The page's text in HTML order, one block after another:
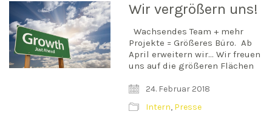
Wir vergrößern uns!
Wachsendes Team + mehr
Projekte = Größeres Büro. Ab
April erweitern wir… Wir freuen
uns auf die größeren Flächen
24. Februar 2018
Intern, Presse